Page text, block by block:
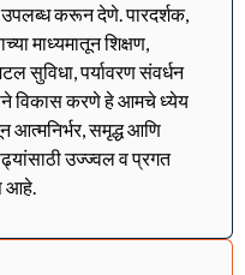
करून देणे. पारदर्शक,
माध्यमातून शिक्षण,
सुविधा, पर्यावरण संवर्धन
विकास करणे हे आमचे ध्येय
आत्मनिर्भर, समृद्ध आणि
उज्ज्वल व प्रगत
आहे.